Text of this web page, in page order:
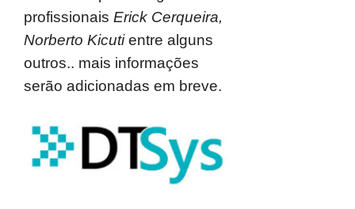
profissionais Erick Cerqueira,
Norberto Kicutientre alguns
outros.. mais informações
serão adicionadas em breve.